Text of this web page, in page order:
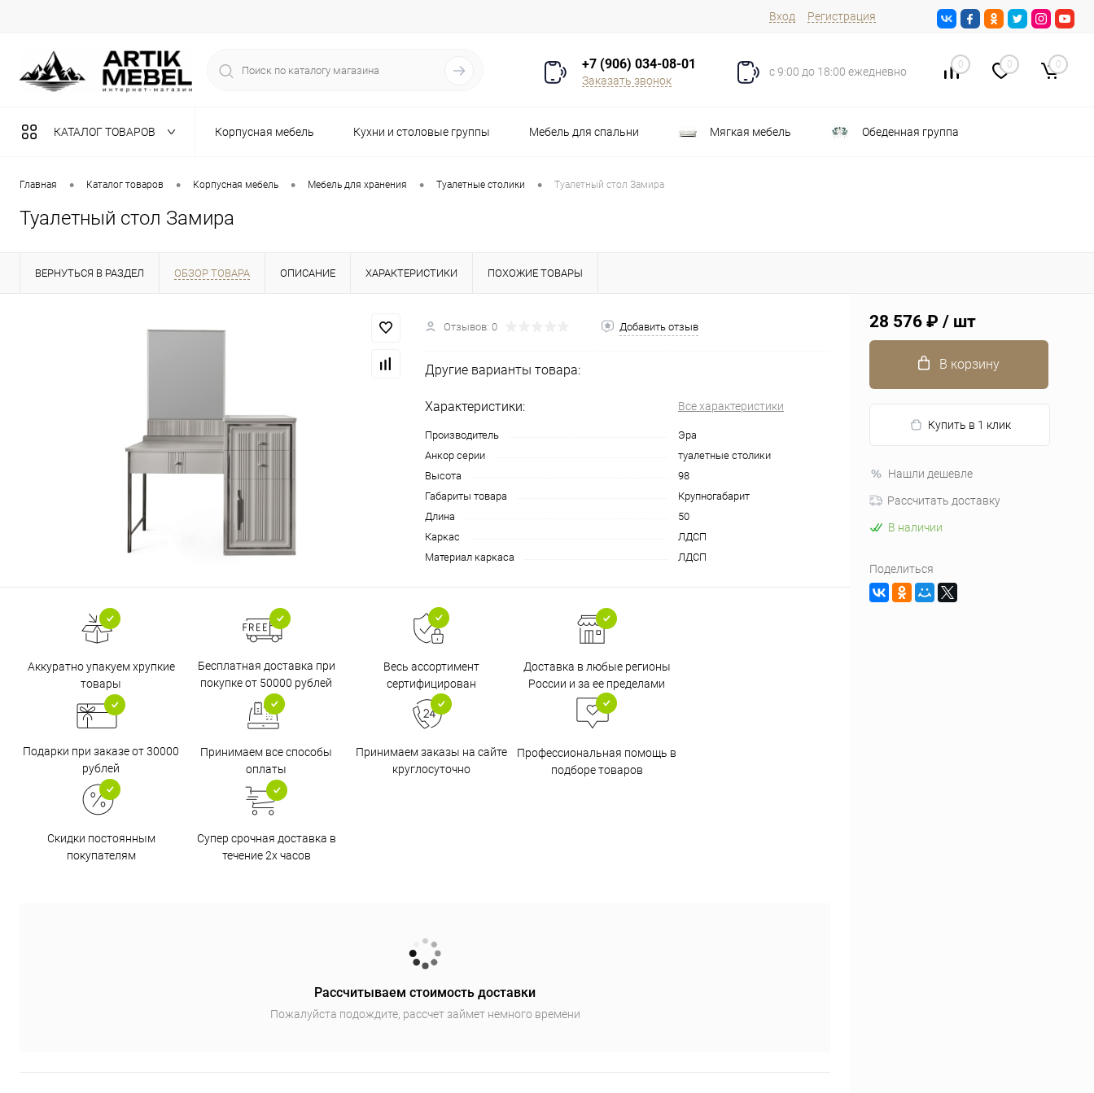
Вход Регистрация
+7 (906) 034-08-01
Заказать звонок
с 9:00 до 18:00 ежедневно
0 0 0
КАТАЛОГ ТОВАРОВ Корпусная мебель Кухни и столовые группы Мебель для спальни Мягкая мебель Обеденная группа
Разная мебель Распродажа Стулья Шкафы
Главная • Каталог товаров • Корпусная мебель • Мебель для хранения • Туалетные столики • Туалетный стол Замира
Туалетный стол Замира
ВЕРНУТЬСЯ В РАЗДЕЛ ОБЗОР ТОВАРА ОПИСАНИЕ ХАРАКТЕРИСТИКИ ПОХОЖИЕ ТОВАРЫ
Отзывов: 0 Добавить отзыв
Другие варианты товара:
Характеристики: Все характеристики
Производитель
Эра
Анкор серии
туалетные столики
Высота
98
Габариты товара
Крупногабарит
Длина
50
Каркас
ЛДСП
Материал каркаса
ЛДСП
Аккуратно упакуем хрупкие
товары
Бесплатная доставка при
покупке от 50000 рублей
Весь ассортимент
сертифицирован
Доставка в любые регионы
России и за ее пределами
Подарки при заказе от 30000
рублей
Принимаем все способы
оплаты
Принимаем заказы на сайте
круглосуточно
Профессиональная помощь в
подборе товаров
Скидки постоянным
покупателям
Супер срочная доставка в
течение 2х часов
Рассчитываем стоимость доставки
Пожалуйста подождите, рассчет займет немного времени
28 576 ₽ / шт
В корзину
Купить в 1 клик
Нашли дешевле
Рассчитать доставку
В наличии
Поделиться